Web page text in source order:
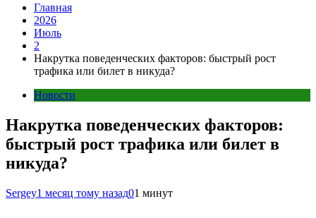
Главная
2026
Июль
2
Накрутка поведенческих факторов: быстрый рост
трафика или билет в никуда?
Новости
Накрутка поведенческих факторов:
быстрый рост трафика или билет в
никуда?
Sergey1 месяц тому назад01 минут